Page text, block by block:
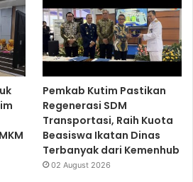
Pemkab Kutim Pastikan
Regenerasi SDM
Transportasi, Raih Kuota
Beasiswa Ikatan Dinas
Terbanyak dari Kemenhub
02 August 2026